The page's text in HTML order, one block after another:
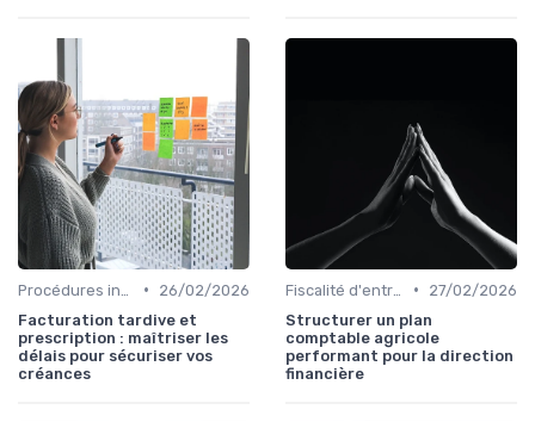
•
26/02/2026
Facturation tardive et
prescription : maîtriser les
délais pour sécuriser vos
créances
•
27/02/2026
Structurer un plan
comptable agricole
performant pour la direction
financière